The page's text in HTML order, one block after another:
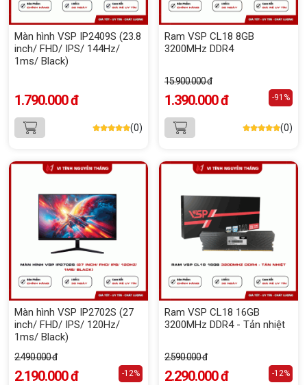
Màn hình VSP IP2409S (23.8
inch/ FHD/ IPS/ 144Hz/
1ms/ Black)
1.790.000 đ
(0)
Ram VSP CL18 8GB
3200MHz DDR4
15.900.000 đ
1.390.000 đ -91%
(0)
Màn hình VSP IP2702S (27
inch/ FHD/ IPS/ 120Hz/
1ms/ Black)
2.490.000 đ
2.190.000 đ -12%
Ram VSP CL18 16GB
3200MHz DDR4 - Tản nhiệt
2.590.000 đ
2.290.000 đ -12%